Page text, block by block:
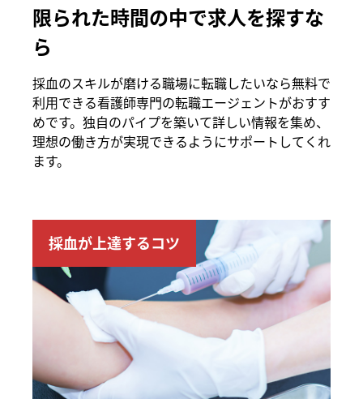
限られた時間の中で求人を探すな
ら
採血のスキルが磨ける職場に転職したいなら無料で
利用できる看護師専門の転職エージェントがおすす
めです。独自のパイプを築いて詳しい情報を集め、
理想の働き方が実現できるようにサポートしてくれ
ます。
採血が上達するコツ